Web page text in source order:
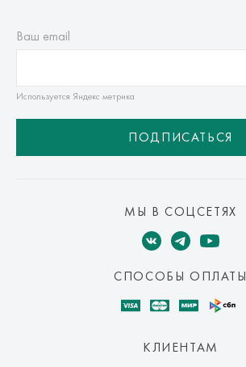
Ваш email
Используется Яндекс метрика
ПОДПИСАТЬСЯ
МЫ В СОЦСЕТЯХ
СПОСОБЫ ОПЛАТЫ
КЛИЕНТАМ